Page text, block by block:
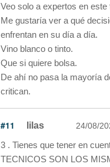
Veo solo a expertos en este
Me gustaría ver a qué
enfrentan en su día a día.
Vino blanco o tinto.
Que si quiere bolsa.
De ahí no pasa la mayoría
critican.
#11 lilas 24/08/
3 . Tienes que tener en
TECNICOS SON LOS